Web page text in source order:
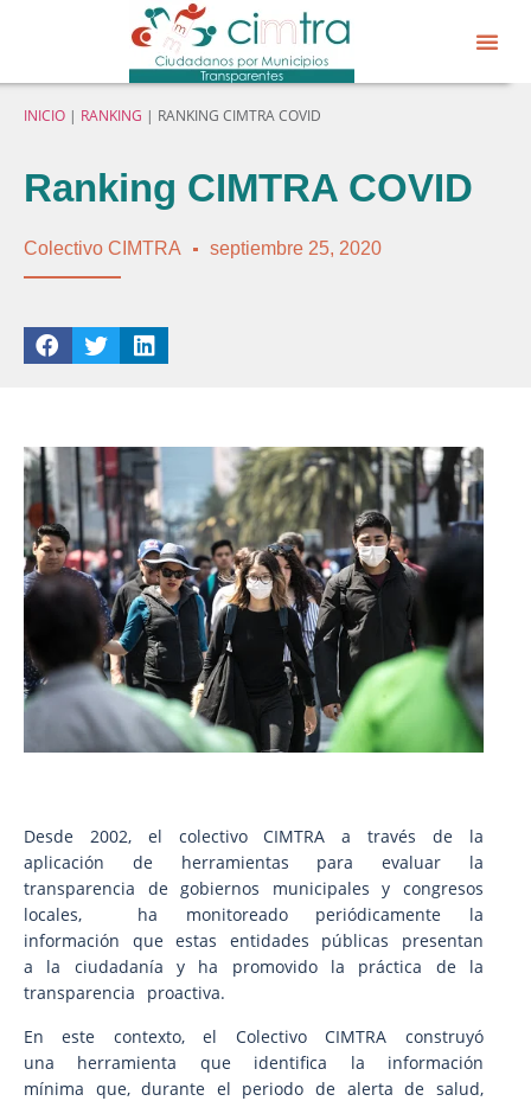
INICIO | RANKING | RANKING CIMTRA COVID
Ranking CIMTRA COVID
Colectivo CIMTRA septiembre 25, 2020
Desde 2002, el colectivo CIMTRA a través de la
aplicación de herramientas para evaluar la
transparencia de gobiernos municipales y congresos
locales, ha monitoreado periódicamente la
información que estas entidades públicas presentan
a la ciudadanía y ha promovido la práctica de la
transparencia proactiva.
En este contexto, el Colectivo CIMTRA construyó
una herramienta que identifica la información
mínima que, durante el periodo de alerta de salud,